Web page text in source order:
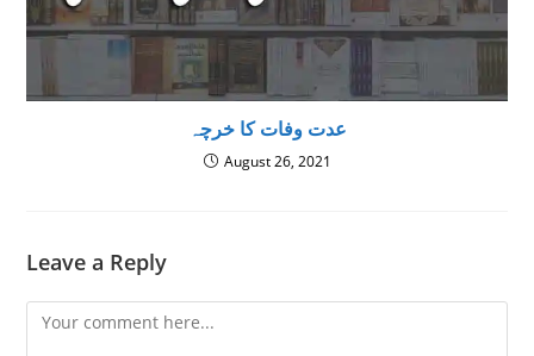
عدت وفات کا خرچہ
August 26, 2021
Leave a Reply
Comment